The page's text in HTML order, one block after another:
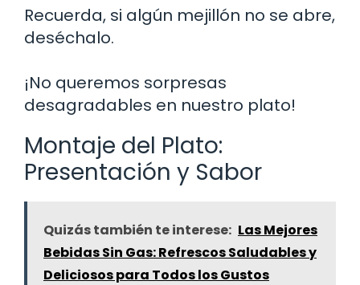
Recuerda, si algún mejillón no se abre,
deséchalo.
¡No queremos sorpresas
desagradables en nuestro plato!
Montaje del Plato:
Presentación y Sabor
Quizás también te interese: Las Mejores
Bebidas Sin Gas: Refrescos Saludables y
Deliciosos para Todos los Gustos